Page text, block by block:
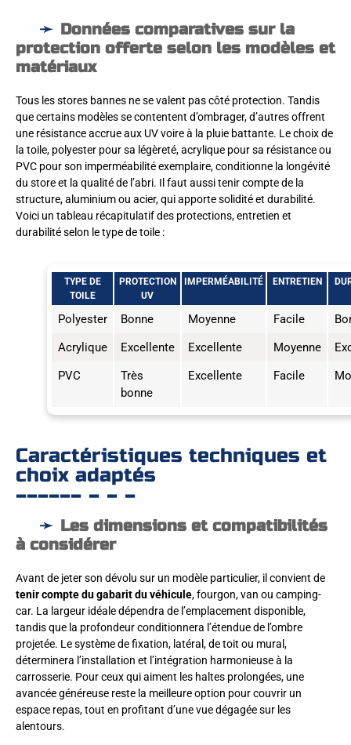
Données comparatives sur la
protection offerte selon les modèles et
matériaux
Tous les stores bannes ne se valent pas côté protection. Tandis
que certains modèles se contentent d’ombrager, d’autres offrent
une résistance accrue aux UV voire à la pluie battante. Le choix de
la toile, polyester pour sa légèreté, acrylique pour sa résistance ou
PVC pour son imperméabilité exemplaire, conditionne la longévité
du store et la qualité de l’abri. Il faut aussi tenir compte de la
structure, aluminium ou acier, qui apporte solidité et durabilité.
Voici un tableau récapitulatif des protections, entretien et
durabilité selon le type de toile :
TYPE DE
TOILE
PROTECTION
UV
IMPERMÉABILITÉ ENTRETIEN
Polyester Bonne Moyenne Facile
Acrylique
Excellente Excellente Moyenne
PVC
Très
bonne
Excellente Facile
Caractéristiques techniques et
choix adaptés
Les dimensions et compatibilités
à considérer
Avant de jeter son dévolu sur un modèle particulier, il convient de
tenir compte du gabarit du véhicule, fourgon, van ou camping-
car. La largeur idéale dépendra de l’emplacement disponible,
tandis que la profondeur conditionnera l’étendue de l’ombre
projetée. Le système de fixation, latéral, de toit ou mural,
déterminera l’installation et l’intégration harmonieuse à la
carrosserie. Pour ceux qui aiment les haltes prolongées, une
avancée généreuse reste la meilleure option pour couvrir un
espace repas, tout en profitant d’une vue dégagée sur les
alentours.